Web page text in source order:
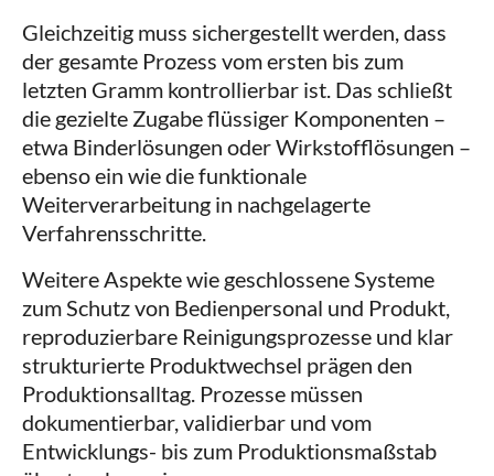
Gleichzeitig muss sichergestellt werden, dass
der gesamte Prozess vom ersten bis zum
letzten Gramm kontrollierbar ist. Das schließt
die gezielte Zugabe flüssiger Komponenten –
etwa Binderlösungen oder Wirkstofflösungen –
ebenso ein wie die funktionale
Weiterverarbeitung in nachgelagerte
Verfahrensschritte.
Weitere Aspekte wie geschlossene Systeme
zum Schutz von Bedienpersonal und Produkt,
reproduzierbare Reinigungsprozesse und klar
strukturierte Produktwechsel prägen den
Produktionsalltag. Prozesse müssen
dokumentierbar, validierbar und vom
Entwicklungs- bis zum Produktionsmaßstab